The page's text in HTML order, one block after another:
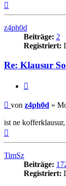
z4ph0d
Beiträge: 2
Registriert:
Re: Klausur
Beitrag
von z4ph0d »
ist ne
TimSz
Beiträge:
Registriert: